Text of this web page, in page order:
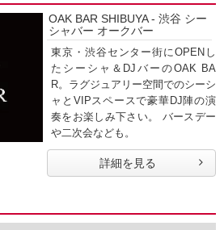
OAK BAR SHIBUYA - 渋谷 シー
シャバー オークバー
東京・渋谷センター街にOPENし
たシーシャ＆DJバーのOAK BA
R。ラグジュアリー空間でのシーシ
ャとVIPスペースで豪華DJ陣の演
奏をお楽しみ下さい。 バースデー
や二次会なども。
詳細を見る